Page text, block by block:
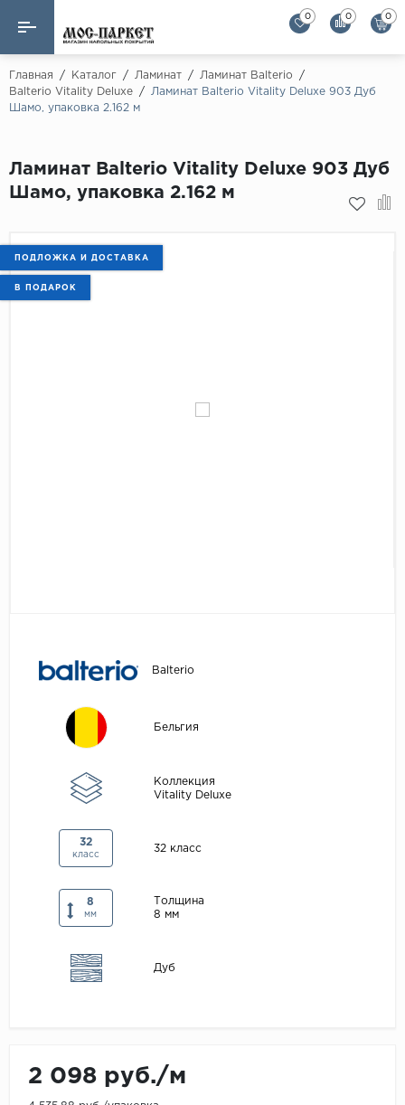
Назад
Ламинат
Назад
Alloc
Alpine Floor
Паркетная доска
Инженерный паркет елка
0 0 0
Главная / Каталог / Ламинат / Ламинат Balterio
/
Balterio Vitality Deluxe
/
Ламинат Balterio Vitality Deluxe 903 Дуб
Шамо, упаковка 2.162 м
Ламинат Balterio Vitality Deluxe 903 Дуб
Шамо, упаковка 2.162 м
ПОДЛОЖКА И ДОСТАВКА
В ПОДАРОК
Balterio
Бельгия
Коллекция
Vitality Deluxe
32
класс
32 класс
8
мм
Толщина
8 мм
Дуб
2 098 руб./м